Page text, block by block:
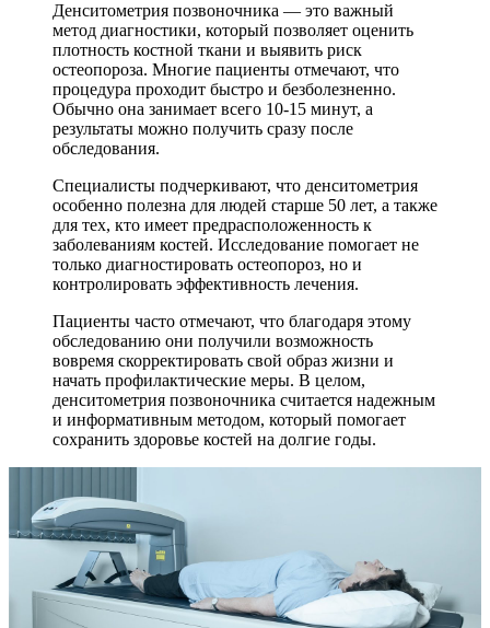
Денситометрия позвоночника — это важный
метод диагностики, который позволяет оценить
плотность костной ткани и выявить риск
остеопороза. Многие пациенты отмечают, что
процедура проходит быстро и безболезненно.
Обычно она занимает всего 10-15 минут, а
результаты можно получить сразу после
обследования.
Специалисты подчеркивают, что денситометрия
особенно полезна для людей старше 50 лет, а также
для тех, кто имеет предрасположенность к
заболеваниям костей. Исследование помогает не
только диагностировать остеопороз, но и
контролировать эффективность лечения.
Пациенты часто отмечают, что благодаря этому
обследованию они получили возможность
вовремя скорректировать свой образ жизни и
начать профилактические меры. В целом,
денситометрия позвоночника считается надежным
и информативным методом, который помогает
сохранить здоровье костей на долгие годы.